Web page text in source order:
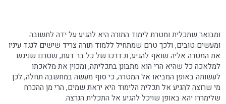
ומבואר שתכלית ומטרת לימוד התורה היא להגיע על ידה לתשובה
ומעשים טובים, ולכך טרם שמתחיל ללמוד תורה צריד שישים לנגד עיניו
את המטרה אליה שואף להגיע, וכדרכו של כל בר דעת, שטרם שניגש
למלאכה כל שהיא הרי הוא מתבונן בתכליתה, ומכױן את מלאכתו
לעשותה באופן המביאו אל המטרה, כי סוף מעשה במחשבה תחלה, לכן
מי שרוצה להגיע אל תכלית הלימוד היא יראת שמים, הרי מן ההכרח
שלימררו יהא באופן שױכל להגיע אל התכלית הנרצה.